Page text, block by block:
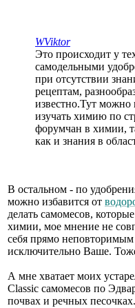
WViktor
Это происходит у
самодельными
при отсутствии
рецептам,
известно.Тут можно
изучать химию по
форумчан в химии,
как и знания в
В остальном - по
можно избавится от
делать самомесов,
химии, мое мнение не
себя прямо неповторимым
исключительно Ваше.
А мне хватает моих
Classic самомесов по
почвах и речных